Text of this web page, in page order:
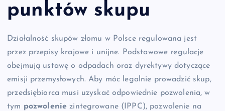
punktów skupu
Działalność skupów złomu w Polsce regulowana jest
przez przepisy krajowe i unijne. Podstawowe regulacje
obejmują ustawę o odpadach oraz dyrektywy dotyczące
emisji przemysłowych. Aby móc legalnie prowadzić skup,
przedsiębiorca musi uzyskać odpowiednie pozwolenia, w
tym pozwolenie zintegrowane (IPPC), pozwolenie na